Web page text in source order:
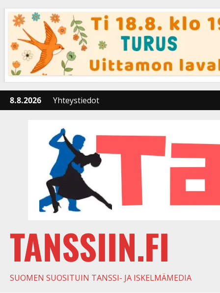
content
8.8.2026 Yhteystiedot
TANSSIIN.FI
SUOMEN SUOSITUIN TANSSI- JA ISKELMÄMEDIA